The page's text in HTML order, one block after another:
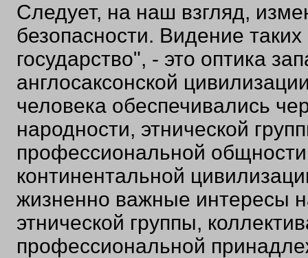
Следует, на наш взгляд,
безопасности. Видение
государство", - это оптика
англосаксонской
человека обеспечивались
народности, этнической
профессиональной
континентальной
жизненно важные интересы
этнической группы,
профессиональной